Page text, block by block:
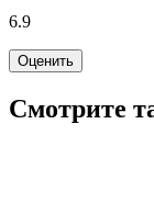
6.9
Оценить
Смотрите